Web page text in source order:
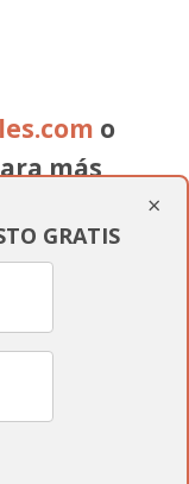
o
más
×
GRATIS
perito
en
y León)